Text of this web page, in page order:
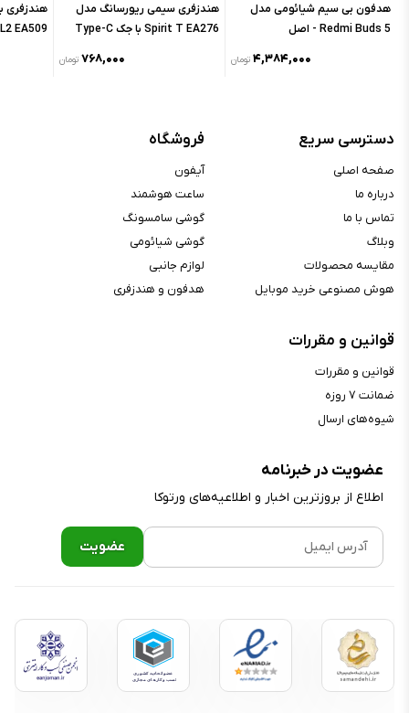
هدفون بی سیم شیائومی مدل
Redmi Buds 5 - اصل
۴,۳۸۴,۰۰۰ تومان
هندزفری سیمی ریورسانگ مدل
Spirit T EA276 با جک Type-C
۷۶۸,۰۰۰ تومان
هندزفری
EA509
عضویت در خبرنامه
اطلاع از بروز‌ترین اخبار و اطلاعیه‌های ورتوکا
دسترسی سریع
صفحه اصلی
درباره ما
تماس با ما
وبلاگ
مقایسه محصولات
هوش مصنوعی خرید موبایل
فروشگاه
آیفون
ساعت هوشمند
گوشی سامسونگ
گوشی شیائومی
لوازم جانبی
هدفون و هندزفری
قوانین و مقررات
قوانین و مقررات
ضمانت ۷ روزه
شیوه‌های ارسال